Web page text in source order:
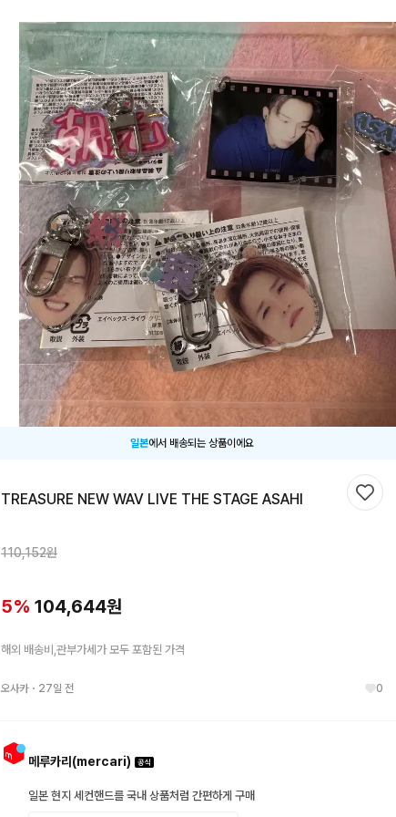
일본에서 배송되는 상품이에요
TREASURE NEW WAV LIVE THE STAGE ASAHI
110,152원
5% 104,644원
해외 배송비,관부가세가 모두 포함된 가격
오사카・ 27일 전 0
메루카리(mercari)
일본 현지 세컨핸드를 국내 상품처럼 간편하게 구매
찜하